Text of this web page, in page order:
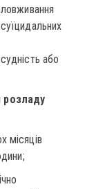
або
розладу
місяців